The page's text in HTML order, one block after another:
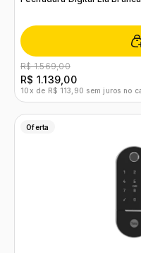
R$ 1.569,00
R$ 1.139,00
10x de R$ 113,90 sem juros no
Oferta